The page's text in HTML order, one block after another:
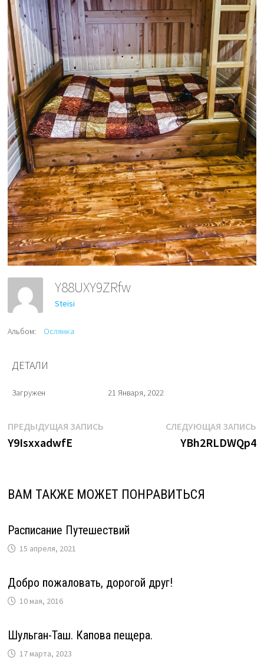
Y88UXY9ZRfw
Steisi
Альбом: Ослянка
ДЕТАЛИ
Загружен 21 Января, 2022
Навигация
по
ПРЕДЫДУЩАЯ ЗАПИСЬПредыдущая
Y9IsxxadwfE
СЛЕДУЮЩАЯ ЗАПИСЬ
YBh2RLDWQp4
ВАМ ТАКЖЕ МОЖЕТ ПОНРАВИТЬСЯ
Расписание Путешествий
15 апреля, 2021
Добро пожаловать, дорогой друг!
10 мая, 2016
Шульган-Таш. Капова пещера.
17 марта, 2023